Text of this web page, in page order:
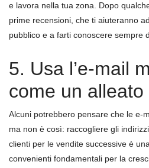
e lavora nella tua zona. Dopo
prime recensioni, che ti aiuteranno
pubblico e a farti conoscere sempre
5. Usa l’e-mail
come un
Alcuni potrebbero pensare che le e-
ma non è così: raccogliere gli
clienti per le vendite successive è
convenienti fondamentali per la